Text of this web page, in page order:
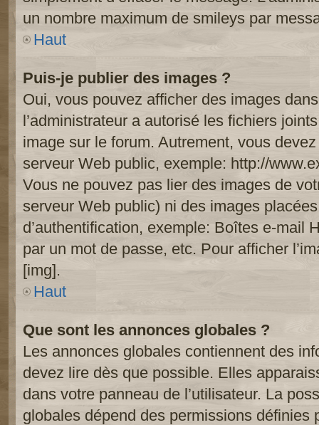
un nombre maximum de smileys par
Haut
Puis-je publier des images ?
Oui, vous pouvez afficher des images
l’administrateur a autorisé les fichiers
image sur le forum. Autrement, vous
serveur Web public, exemple: http://
Vous ne pouvez pas lier des images de
serveur Web public) ni des images
d’authentification, exemple: Boîtes e-mail
par un mot de passe, etc. Pour afficher
[img].
Haut
Que sont les annonces globales ?
Les annonces globales contiennent des
devez lire dès que possible. Elles
dans votre panneau de l’utilisateur. La
globales dépend des permissions définies